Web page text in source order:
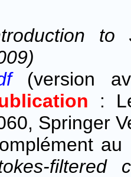
to
(version
:
Springer
filtered